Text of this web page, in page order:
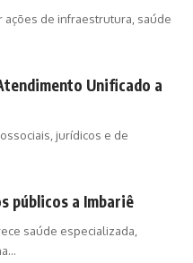
ações de infraestrutura, saúde
Unificado a
jurídicos e de
públicos a Imbariê
saúde especializada,